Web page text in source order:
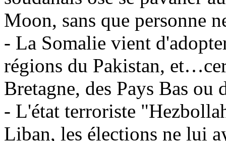
Moon, sans que personne
- La Somalie vient
régions du Pakistan,
Bretagne, des Pays Bas ou
- L'état terroriste
Liban, les élections ne lui